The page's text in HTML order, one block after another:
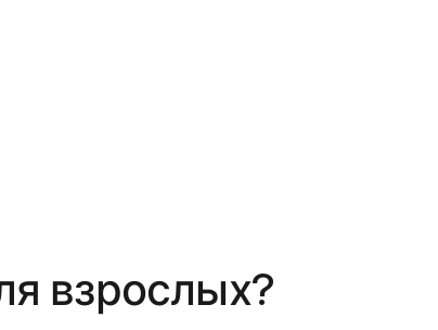
взрослых?